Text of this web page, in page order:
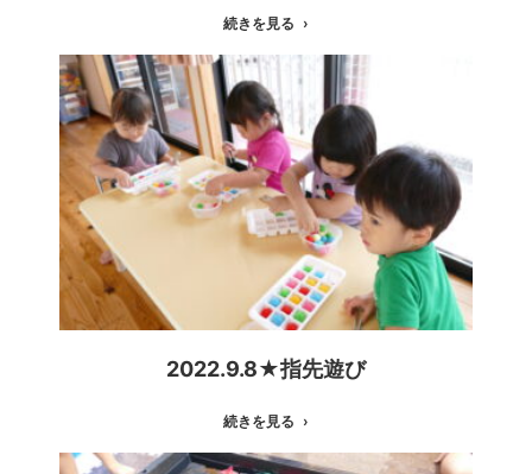
続きを見る
2022.9.8★指先遊び
続きを見る